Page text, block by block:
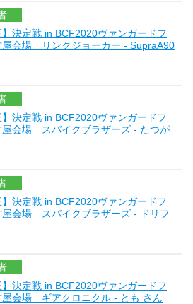
決定戦 in BCF2020ヴァンガードフ
屋会場 リンクジョーカー - SupraA90
決定戦 in BCF2020ヴァンガードフ
屋会場 スパイクブラザーズ - たつが
決定戦 in BCF2020ヴァンガードフ
屋会場 スパイクブラザーズ - ドリフ
決定戦 in BCF2020ヴァンガードフ
屋会場 ギアクロニクル - とも さん